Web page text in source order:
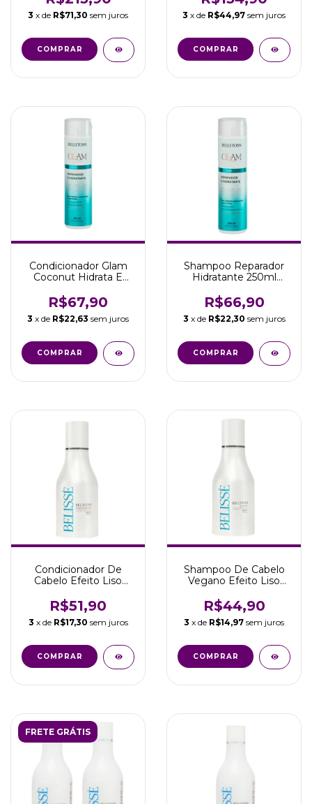
3 x de R$71,30 sem juros 3 x de R$44,97 sem juros
Condicionador Glam
Coconut Hidrata E
R$67,90
3 x de R$22,63 sem juros
Shampoo Reparador
Hidratante 250ml
R$66,90
3 x de R$22,30 sem juros
Condicionador De
Cabelo Efeito Liso
R$51,90
3 x de R$17,30 sem juros
Shampoo De Cabelo
Vegano Efeito Liso
R$44,90
3 x de R$14,97 sem juros
FRETE GRÁTIS